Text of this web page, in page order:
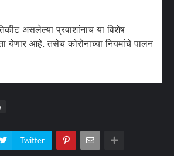
असलेल्या प्रवाशांनाच या विशेष
येणार आहे. तसेच कोरोनाच्या नियमांचे पालन
Twitter